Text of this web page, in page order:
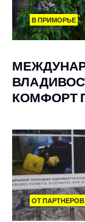
В ПРИМОРЬЕ
КОМФОРТ
ОТ ПАРТНЕРОВ